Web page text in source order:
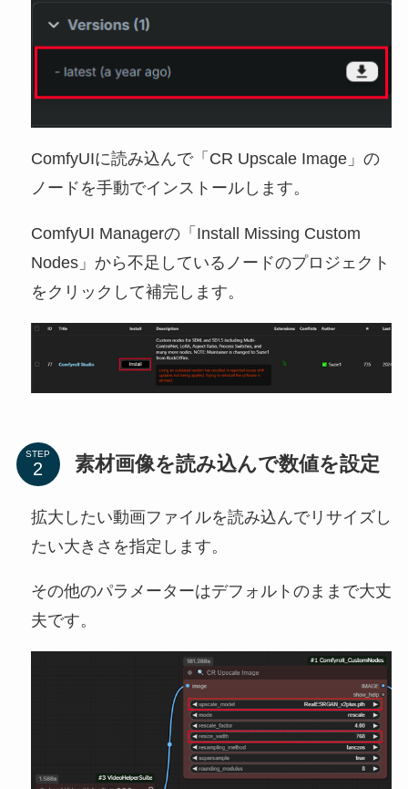
ComfyUIに読み込んで「CR Upscale Image」の
ノードを手動でインストールします。
ComfyUI Managerの「Install Missing Custom
Nodes」から不足しているノードのプロジェクト
をクリックして補完します。
STEP 素材画像を読み込んで数値を設定
拡大したい動画ファイルを読み込んでリサイズし
たい大きさを指定します。
その他のパラメーターはデフォルトのままで大丈
夫です。